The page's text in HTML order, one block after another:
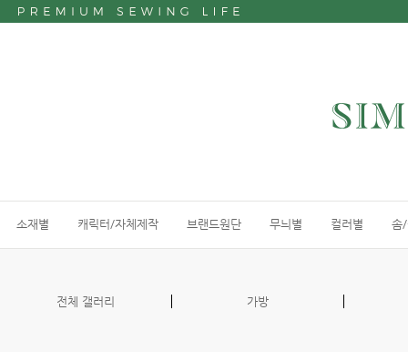
소재별 캐릭터/자체제작 브랜드원단 무늬별 컬러별 솜
전체 갤러리 가방